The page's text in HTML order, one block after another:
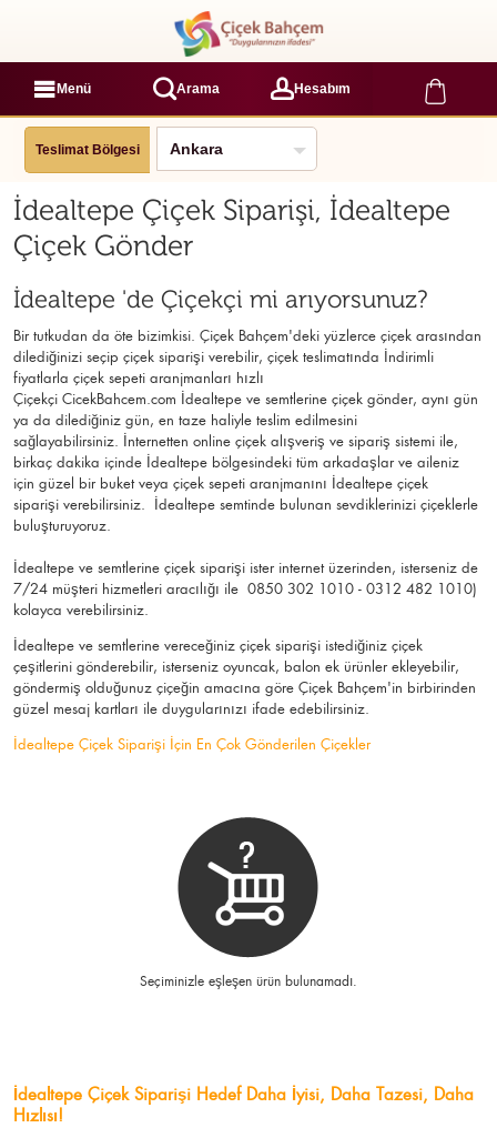
Menü Arama Hesabım
Teslimat Bölgesi
İdealtepe Çiçek Siparişi, İdealtepe
Çiçek Gönder
İdealtepe 'de Çiçekçi mi arıyorsunuz?
Bir tutkudan da öte bizimkisi. Çiçek Bahçem'deki yüzlerce çiçek arasından
dilediğinizi seçip çiçek siparişi verebilir, çiçek teslimatında İndirimli
fiyatlarla çiçek sepeti aranjmanları hızlı
Çiçekçi CicekBahcem.com İdealtepe ve semtlerine çiçek gönder, aynı gün
ya da dilediğiniz gün, en taze haliyle teslim edilmesini
sağlayabilirsiniz. İnternetten online çiçek alışveriş ve sipariş sistemi ile,
birkaç dakika içinde İdealtepe bölgesindeki tüm arkadaşlar ve aileniz
için güzel bir buket veya çiçek sepeti aranjmanını İdealtepe çiçek
siparişi verebilirsiniz. İdealtepe semtinde bulunan sevdiklerinizi çiçeklerle
buluşturuyoruz.
İdealtepe ve semtlerine çiçek siparişi ister internet üzerinden, isterseniz de
7/24 müşteri hizmetleri aracılığı ile 0850 302 1010 - 0312 482 1010)
kolayca verebilirsiniz.
İdealtepe ve semtlerine vereceğiniz çiçek siparişi istediğiniz çiçek
çeşitlerini gönderebilir, isterseniz oyuncak, balon ek ürünler ekleyebilir,
göndermiş olduğunuz çiçeğin amacına göre Çiçek Bahçem'in birbirinden
güzel mesaj kartları ile duygularınızı ifade edebilirsiniz.
İdealtepe Çiçek Siparişi İçin En Çok Gönderilen Çiçekler
Seçiminizle eşleşen ürün bulunamadı.
İdealtepe Çiçek Siparişi Hedef Daha İyisi, Daha Tazesi, Daha
Hızlısı!